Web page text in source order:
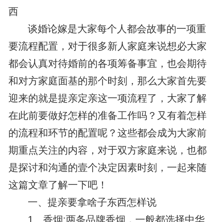
西
谈婚论嫁是大家每个人都会故事的一项重
要流程配置，对于很多新人家庭来说想必大家
都会认真对待婚前的各项筹备事宜，也会期待
和对方家庭面基的那个时刻，那么大家首先要
迎来的就是提亲定亲这一项流程了，大家了解
在此前要做好怎样的准备工作吗？又有着怎样
的流程和环节的配置呢？这些都会成为大家前
期重点关注的内容，对于双方家庭来说，也都
是探讨和沟通的壹个决定因素时刻，一起来随
这篇文章了解一下吧！
一、提亲要拿啥子东西怎样说
1、香烟:两条品牌香烟，一般都选择中华